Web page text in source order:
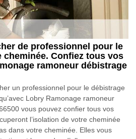
de professionnel pour le
cheminée. Confiez tous vos
ramoneur débistrage
un professionnel pour le débistrage
Lobry Ramonage ramoneur
vous pouvez confier tous vos
l’isolation de votre cheminée
dans votre cheminée. Elles vous